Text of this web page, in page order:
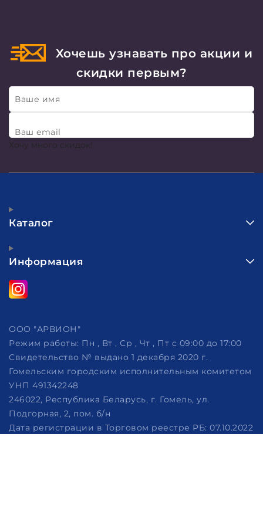
Хочешь узнавать про акции и
скидки первым?
Ваше имя
Ваш email
Хочу много скидок!
Каталог
Информация
ООО "АРВИОН"
Режим работы: Пн , Вт , Ср , Чт , Пт c 09:00 до 17:00
Свидетельство № выдано 1 декабря 2020 г.
Гомельским городским исполнительным комитетом
УНП 491342248
246022, Республика Беларусь, г. Гомель, ул.
Подгорная, 2, пом. б/н
Дата регистрации в Торговом реестре РБ: 07.10.2022